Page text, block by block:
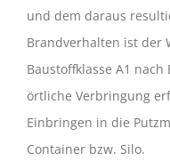
und dem daraus
Brandverhalten ist der
Baustoffklasse A1
örtliche Verbringung
Einbringen in die
Container bzw. Silo.